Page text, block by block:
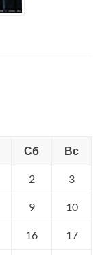
Сб Вс
2 3
9 10
16 17